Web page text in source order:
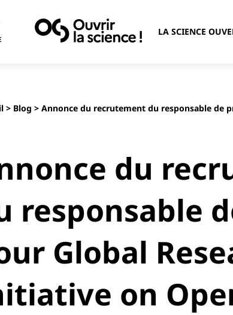
LA SCIENCE
> Blog > Annonce du recrutement du responsable de
du
responsable
Global
on